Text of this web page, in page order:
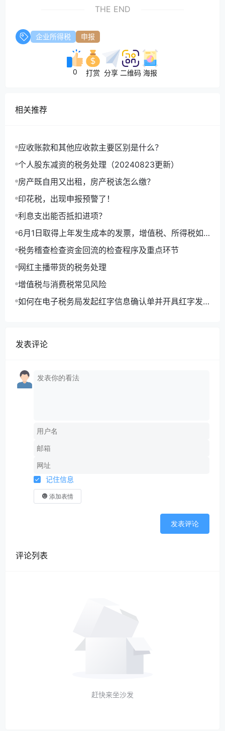
资产，按竣工结算时间确认。
万元。2022年12月30日全额支付款项，并取得对方开
具的发票，2023年1月设备送达并投入使用。
【解析】由于乙企业2022年12月具有高新技术企业资
票开具时间确认为2022年12月。所以虽然设备是2023
元。
【案例】丙公司是一家高新技术企业，于2022年12月
采取分期付款购置一套价值2000万元的科研设备，于
2022年12月25日支付了第一期款项，并取得了发票，
供应商按合同约定于2022年12月25日发货，但由于疫
情管控，该批设备于2023年1月3日到货。
【解析】采取分期付款方式购置固定资产，购置时点
按固定资产到货时间确认，即购置时点确认为2023年
1月3日，不属于2022年第四季度期间，按现行政策规
定，无法享受前一次性扣除和加计扣除优惠政策。
【解析】企业自行建造的固定资产的购置时间，按竣
工结算时间确认。丙公司自行建造设备虽然是2021年
一次性扣除和加计扣除优惠政策。
问题2:符合条件的企业，具体享受的政策内容是
什么？
答：新购置的设备、器具，允许当年一次性全额在计
算应纳税所得额时扣除，并允许在税前实行100%加计
（1）允许当年一次性全额在计算应纳税所得额时扣
除。即：如果企业购置符合设备，符合一次性全额扣
能100%加计扣除了。但此项规定是针对单个固定资产
100%加计扣除政策，其余设备选择实行正常折旧。选
THE END
企业所得税 申报
0 打赏 分享 二维码 海报
相关推荐
应收账款和其他应收款主要区别是什么？
个人股东减资的税务处理（20240823更新）
房产既自用又出租，房产税该怎么缴？
印花税，出现申报预警了！
利息支出能否抵扣进项？
6月1日取得上年发生成本的发票，增值税、所得税如
何处理，如何做账？
税务稽查检查资金回流的检查程序及重点环节
网红主播带货的税务处理
增值税与消费税常见风险
如何在电子税务局发起红字信息确认单并开具红字发
发表评论
记住信息
添加表情
发表评论
评论列表
赶快来坐沙发